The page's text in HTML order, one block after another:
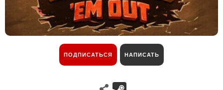
ПОДПИСАТЬСЯ НАПИСАТЬ